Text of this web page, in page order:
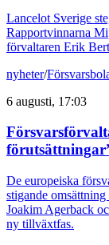
Lancelot Sverige
Rapportvinnarna
förvaltaren Erik
nyheter/
6 augusti, 17:03
De europeiska
stigande
Joakim Agerback
ny tillväxtfas.